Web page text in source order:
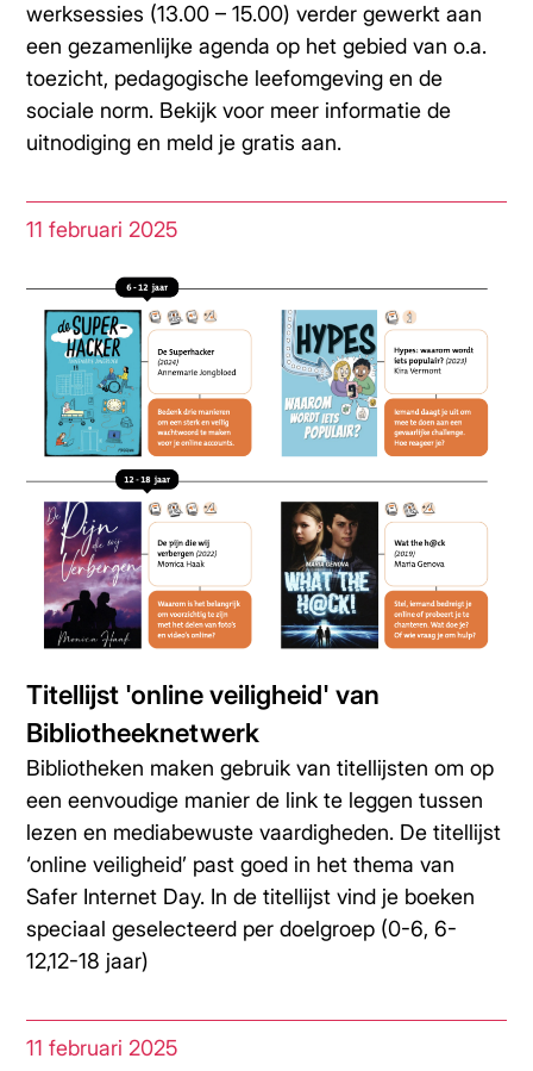
werksessies (13.00 – 15.00) verder gewerkt aan
een gezamenlijke agenda op het gebied van o.a.
toezicht, pedagogische leefomgeving en de
sociale norm. Bekijk voor meer informatie de
uitnodiging en meld je gratis aan.
11 februari 2025
Titellijst 'online veiligheid' van
Bibliotheeknetwerk
Bibliotheken maken gebruik van titellijsten om op
een eenvoudige manier de link te leggen tussen
lezen en mediabewuste vaardigheden. De titellijst
‘online veiligheid’ past goed in het thema van
Safer Internet Day. In de titellijst vind je boeken
speciaal geselecteerd per doelgroep (0-6, 6-
12,12-18 jaar)
11 februari 2025